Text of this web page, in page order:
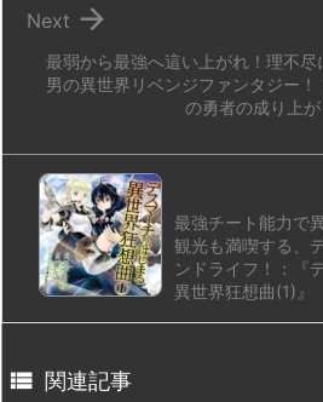
最弱から最強へ這い上がれ！理不尽
男の異世界リベンジファンタジー！
の勇者の成り上が

Next
最強チート能力で
観光も満喫する、
ンドライフ！：『
異世界狂想曲(1)』
 関連記事